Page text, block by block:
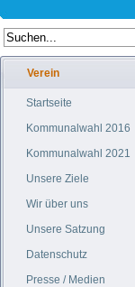
Verein
Startseite
Kommunalwahl 2016
Kommunalwahl 2021
Unsere Ziele
Wir über uns
Unsere Satzung
Datenschutz
Presse / Medien